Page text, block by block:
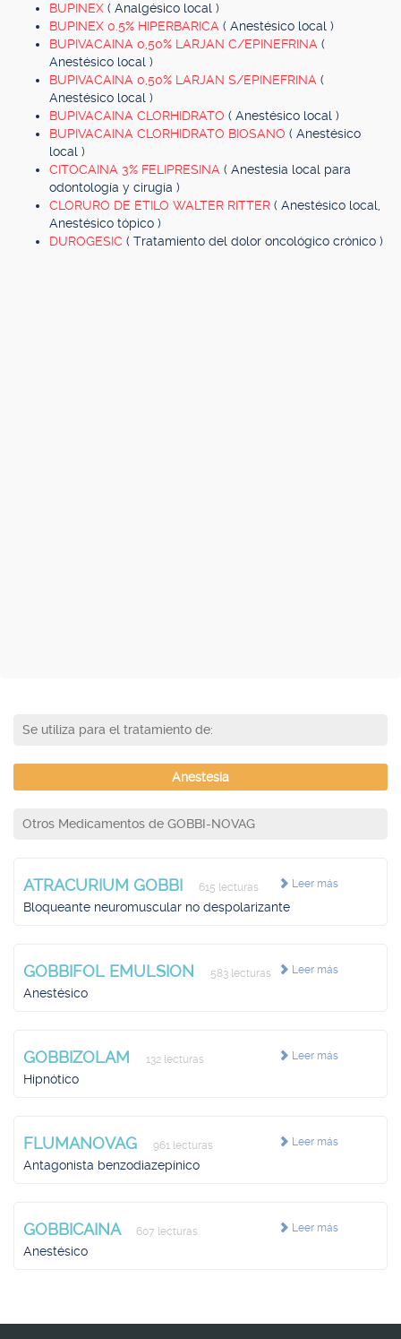
BUPINEX ( Analgésico local )
BUPINEX 0.5% HIPERBARICA ( Anestésico local )
BUPIVACAINA 0,50% LARJAN C/EPINEFRINA (
Anestésico local )
BUPIVACAINA 0,50% LARJAN S/EPINEFRINA (
Anestésico local )
BUPIVACAINA CLORHIDRATO ( Anestésico local )
BUPIVACAINA CLORHIDRATO BIOSANO ( Anestésico
local )
CITOCAINA 3% FELIPRESINA ( Anestesia local para
odontología y cirugía )
CLORURO DE ETILO WALTER RITTER ( Anestésico local,
Anestésico tópico )
DUROGESIC ( Tratamiento del dolor oncológico crónico )
Se utiliza para el tratamiento de:
Anestesia
Otros Medicamentos de GOBBI-NOVAG
Leer más
ATRACURIUM GOBBI 615 lecturas
Bloqueante neuromuscular no despolarizante
Leer más
GOBBIFOL EMULSION 583 lecturas
Anestésico
Leer más
GOBBIZOLAM 132 lecturas
Hipnótico
Leer más
FLUMANOVAG 961 lecturas
Antagonista benzodiazepínico
Leer más
GOBBICAINA 607 lecturas
Anestésico